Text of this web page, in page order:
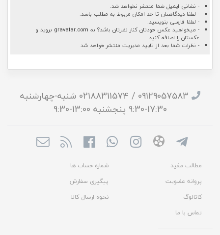
- نشانی ایمیل شما منتشر نخواهد شد.
- لطفا دیدگاهتان تا حد امکان مربوط به مطلب باشد.
- لطفا فارسی بنویسید.
- میخواهید عکس خودتان کنار نظرتان باشد؟ به gravatar.com بروید و
عکستان را اضافه کنید.
- نظرات شما بعد از تایید مدیریت منتشر خواهد شد
09129057583 / 02188311574 شنبه-چهارشنبه
17:30-9:30 پنجشنبه 13:00-9:30
مطالب مفید
شماره حساب ها
پروانه عضویت
پیگیری سفارش
کاتالوگ
نحوه ارسال کالا
تماس با ما